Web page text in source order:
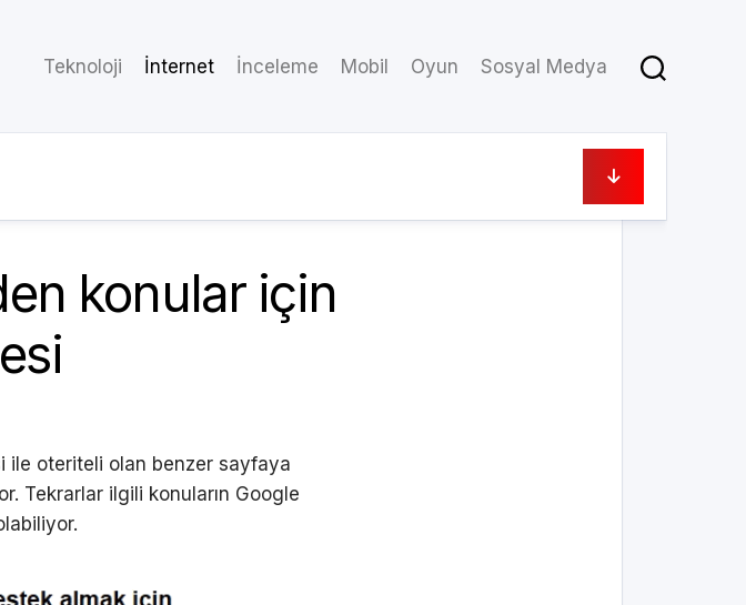
Teknoloji İnternet İnceleme Mobil Oyun Sosyal Medya
konular için
ile oteriteli olan benzer sayfaya
Tekrarlar ilgili konuların Google